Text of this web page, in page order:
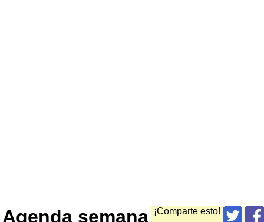
¡Comparte esto!
Agenda semana